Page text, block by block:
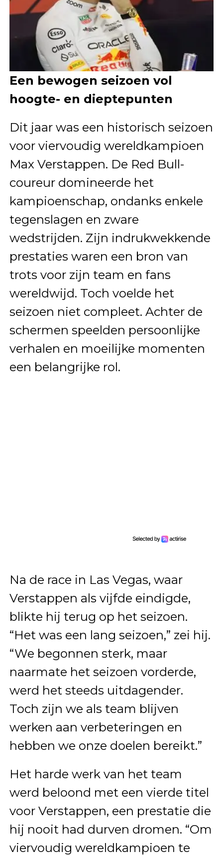
Een bewogen seizoen vol
hoogte- en dieptepunten
Dit jaar was een historisch seizoen
voor viervoudig wereldkampioen
Max Verstappen. De Red Bull-
coureur domineerde het
kampioenschap, ondanks enkele
tegenslagen en zware
wedstrijden. Zijn indrukwekkende
prestaties waren een bron van
trots voor zijn team en fans
wereldwijd. Toch voelde het
seizoen niet compleet. Achter de
schermen speelden persoonlijke
verhalen en moeilijke momenten
een belangrijke rol.
Na de race in Las Vegas, waar
Verstappen als vijfde eindigde,
blikte hij terug op het seizoen.
“Het was een lang seizoen,” zei hij.
“We begonnen sterk, maar
naarmate het seizoen vorderde,
werd het steeds uitdagender.
Toch zijn we als team blijven
werken aan verbeteringen en
hebben we onze doelen bereikt.”
Het harde werk van het team
werd beloond met een vierde titel
voor Verstappen, een prestatie die
hij nooit had durven dromen. “Om
viervoudig wereldkampioen te